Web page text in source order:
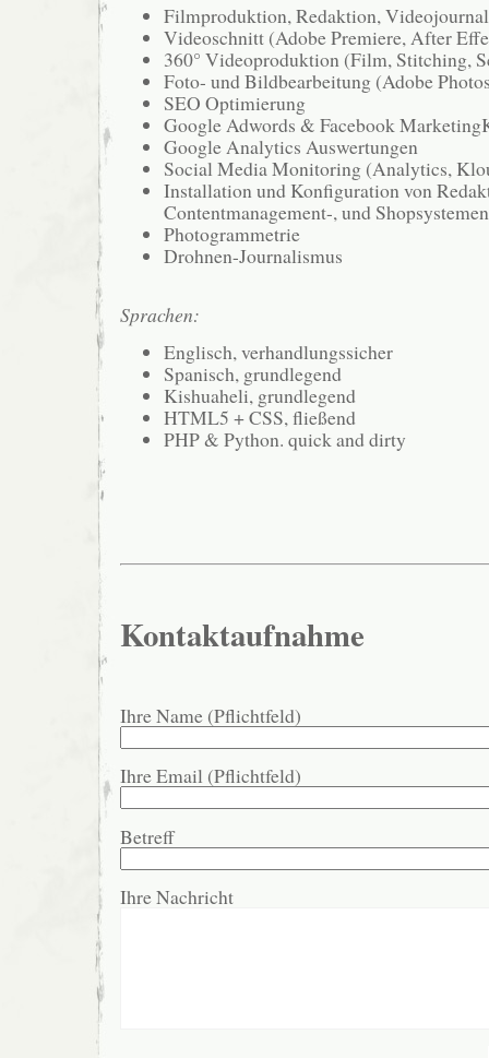
Filmproduktion, Redaktion,
Videoschnitt (Adobe Premiere, After
360° Videoproduktion (Film, Stitching,
Foto- und Bildbearbeitung (Adobe
SEO Optimierung
Google Adwords & Facebook
Google Analytics Auswertungen
Social Media Monitoring (Analytics,
Installation und Konfiguration von
Contentmanagement-, und Shopsystemen
Photogrammetrie
Drohnen-Journalismus
Sprachen:
Englisch, verhandlungssicher
Spanisch, grundlegend
Kishuaheli, grundlegend
HTML5 + CSS, fließend
PHP & Python. quick and dirty
Kontaktaufnahme
Ihre Name (Pflichtfeld)
Ihre Email (Pflichtfeld)
Betreff
Ihre Nachricht